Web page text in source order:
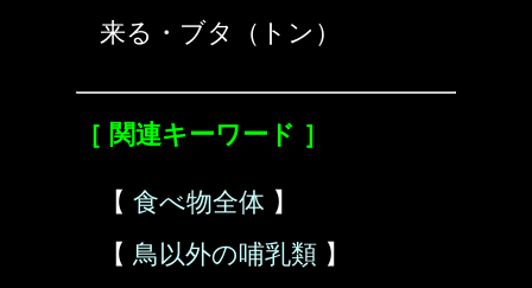
来る・ブタ（トン）
［ 関連キーワード ］
【 食べ物全体 】
【 鳥以外の哺乳類 】